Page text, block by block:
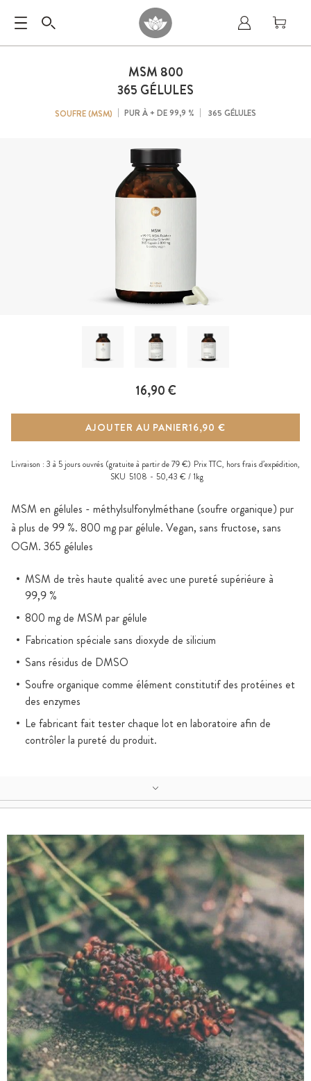
MSM 800
365 GÉLULES
SOUFRE (MSM) PUR À + DE 99,9 % 365 GÉLULES
MSM en gélules - méthylsulfonylméthane (soufre organique) pur
à plus de 99 %. 800 mg par gélule. Vegan, sans fructose, sans
OGM. 365 gélules
MSM de très haute qualité avec une pureté supériéure à
99,9 %
800 mg de MSM par gélule
Fabrication spéciale sans dioxyde de silicium
Sans résidus de DMSO
Soufre organique comme élément constitutif des protéines et
des enzymes
Le fabricant fait tester chaque lot en laboratoire afin de
contrôler la pureté du produit.
16,90 €
AJOUTER AU PANIER16,90 €
Livraison : 3 à 5 jours ouvrés (gratuite à partir de 79 €) Prix TTC, horsfrais d’expédition,
SKU 5108 50,43 € / 1kg